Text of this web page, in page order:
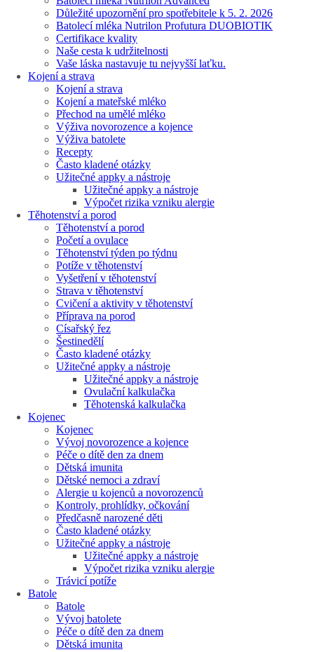
Důležité upozornění pro spotřebitele k 5. 2. 2026
Batolecí mléka Nutrilon Profutura DUOBIOTIK
Certifikace kvality
Naše cesta k udržitelnosti
Vaše láska nastavuje tu nejvyšší laťku.
Kojení a strava
Kojení a strava
Kojení a mateřské mléko
Přechod na umělé mléko
Výživa novorozence a kojence
Výživa batolete
Recepty
Často kladené otázky
Užitečné appky a nástroje
Užitečné appky a nástroje
Výpočet rizika vzniku alergie
Těhotenství a porod
Těhotenství a porod
Početí a ovulace
Těhotenství týden po týdnu
Potíže v těhotenství
Vyšetření v těhotenství
Strava v těhotenství
Cvičení a aktivity v těhotenství
Příprava na porod
Císařský řez
Šestinedělí
Často kladené otázky
Užitečné appky a nástroje
Užitečné appky a nástroje
Ovulační kalkulačka
Těhotenská kalkulačka
Kojenec
Kojenec
Vývoj novorozence a kojence
Péče o dítě den za dnem
Dětská imunita
Dětské nemoci a zdraví
Alergie u kojenců a novorozenců
Kontroly, prohlídky, očkování
Předčasně narozené děti
Často kladené otázky
Užitečné appky a nástroje
Užitečné appky a nástroje
Výpočet rizika vzniku alergie
Trávicí potíže
Batole
Batole
Vývoj batolete
Péče o dítě den za dnem
Dětská imunita